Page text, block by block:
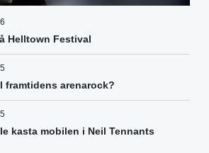
Helltown Festival
framtidens arenarock?
kasta mobilen i Neil Tennants